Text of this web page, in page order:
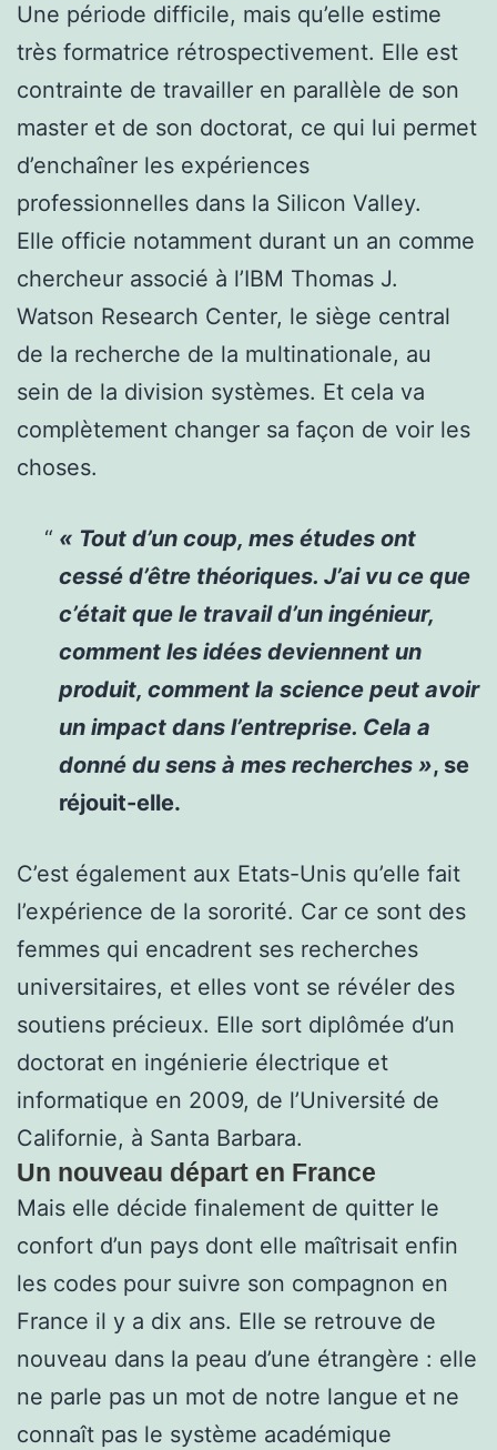
Une période difficile, mais qu’elle estime
très formatrice rétrospectivement. Elle est
contrainte de travailler en parallèle de son
master et de son doctorat, ce qui lui permet
d’enchaîner les expériences
professionnelles dans la Silicon Valley.
Elle officie notamment durant un an comme
chercheur associé à l’IBM Thomas J.
Watson Research Center, le siège central
de la recherche de la multinationale, au
sein de la division systèmes. Et cela va
complètement changer sa façon de voir les
choses.
« Tout d’un coup, mes études ont
cessé d’être théoriques. J’ai vu ce que
c’était que le travail d’un ingénieur,
comment les idées deviennent un
produit, comment la science peut avoir
un impact dans l’entreprise. Cela a
donné du sens à mes recherches », se
réjouit-elle.
C’est également aux Etats-Unis qu’elle fait
l’expérience de la sororité. Car ce sont des
femmes qui encadrent ses recherches
universitaires, et elles vont se révéler des
soutiens précieux. Elle sort diplômée d’un
doctorat en ingénierie électrique et
informatique en 2009, de l’Université de
Californie, à Santa Barbara.
Un nouveau départ en France
Mais elle décide finalement de quitter le
confort d’un pays dont elle maîtrisait enfin
les codes pour suivre son compagnon en
France il y a dix ans. Elle se retrouve de
nouveau dans la peau d’une étrangère : elle
ne parle pas un mot de notre langue et ne
connaît pas le système académique